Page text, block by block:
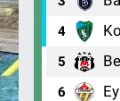
4
5
6